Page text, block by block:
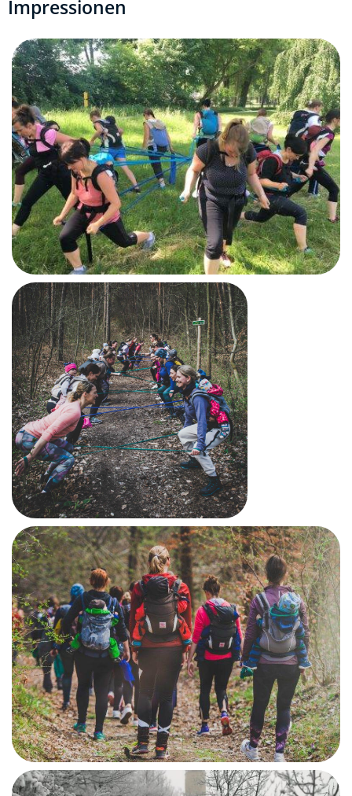
Impressionen